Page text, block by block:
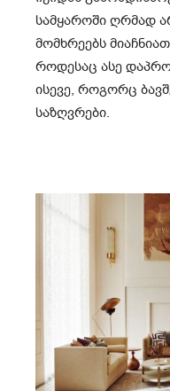
სამყაროში ღრმად
მომხრეებს
როდესაც ასე
ისევე, როგორც
საზღვრები.